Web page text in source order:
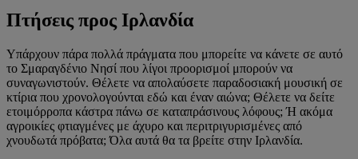
Πτήσεις προς Ιρλανδία
Υπάρχουν πάρα πολλά πράγματα που μπορείτε να κάνετε σε αυτό
το Σμαραγδένιο Νησί που λίγοι προορισμοί μπορούν να
συναγωνιστούν. Θέλετε να απολαύσετε παραδοσιακή μουσική σε
κτίρια που χρονολογούνται εδώ και έναν αιώνα; Θέλετε να δείτε
ετοιμόρροπα κάστρα πάνω σε καταπράσινους λόφους; Ή ακόμα
αγροικίες φτιαγμένες με άχυρο και περιτριγυρισμένες από
χνουδωτά πρόβατα; Όλα αυτά θα τα βρείτε στην Ιρλανδία.